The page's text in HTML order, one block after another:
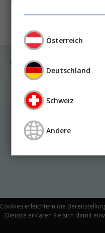
Cookies erleichtern die
Dienste erklären Sie sich damit
Weiter lesen ...
© Medicom VerlagsgmbH
Österreich
Deutschland
Schweiz
Andere